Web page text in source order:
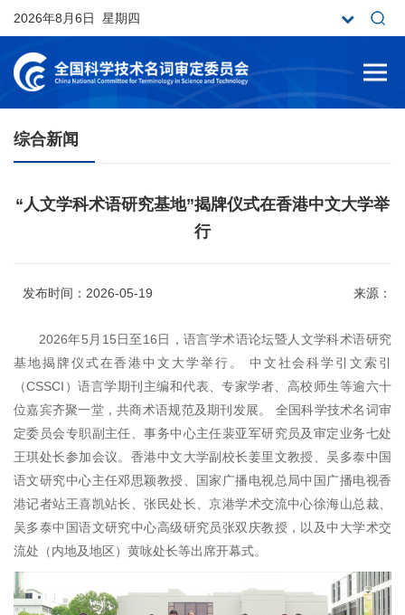
2026年8月6日 星期四
综合新闻
“人文学科术语研究基地”揭牌仪式在香港中文大学举
行
发布时间：2026-05-19 来源：
2026年5月15日至16日，语言学术语论坛暨人文学科术语研究
基地揭牌仪式在香港中文大学举行。 中文社会科学引文索引
（CSSCI）语言学期刊主编和代表、专家学者、高校师生等逾六十
位嘉宾齐聚一堂，共商术语规范及期刊发展。 全国科学技术名词审
定委员会专职副主任、事务中心主任裴亚军研究员及审定业务七处
王琪处长参加会议。香港中文大学副校长姜里文教授、吴多泰中国
语文研究中心主任邓思颖教授、国家广播电视总局中国广播电视香
港记者站王喜凯站长、张民处长、京港学术交流中心徐海山总裁、
吴多泰中国语文研究中心高级研究员张双庆教授，以及中大学术交
流处（内地及地区）黄咏处长等出席开幕式。